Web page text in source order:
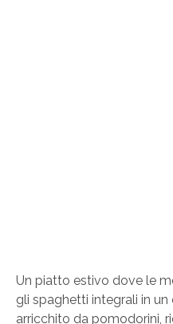
Un piatto estivo dove le
gli spaghetti integrali in
arricchito da pomodorini,